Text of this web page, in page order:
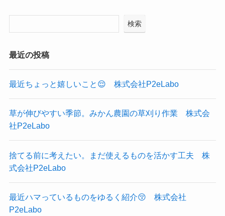
検索
最近の投稿
最近ちょっと嬉しいこと😌 株式会社P2eLabo
草が伸びやすい季節。みかん農園の草刈り作業 株式会
社P2eLabo
捨てる前に考えたい。まだ使えるものを活かす工夫 株
式会社P2eLabo
最近ハマっているものをゆるく紹介😚 株式会社
P2eLabo